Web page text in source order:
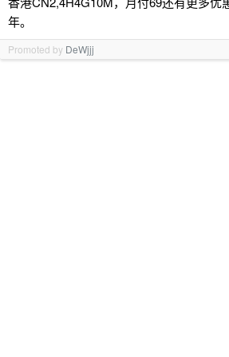
年。
Promoted by DeWjjj